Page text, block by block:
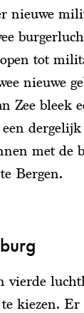
nieuwe
tot
nieuwe
Zee bleek
met de
Bergen.
vierde
kiezen. Er